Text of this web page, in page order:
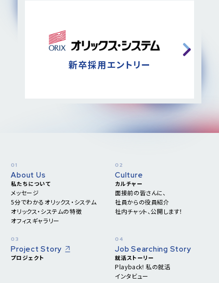
新卒採用エントリー
About Us
私たちについて
メッセージ
5分でわかる オリックス・システム
オリックス・システムの特徴
オフィスギャラリー
Culture
カルチャー
面接前の皆さんに、
社員からの役員紹介
社内チャット、公開します！
Project Story
プロジェクト
Job Searching Story
就活ストーリー
Playback! 私の就活
インタビュー